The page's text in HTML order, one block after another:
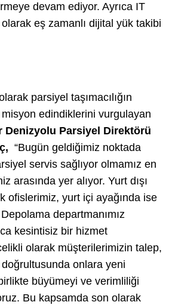
devam ediyor. Ayrıca IT
olarak eş zamanlı dijital yük takibi
parsiyel taşımacılığın
edindiklerini vurgulayan
Denizyolu Parsiyel Direktörü
“Bugün geldiğimiz noktada
servis sağlıyor olmamız en
arasında yer alıyor. Yurt dışı
ofislerimiz, yurt içi ayağında ise
departmanımız
kesintisiz bir hizmet
olarak müşterilerimizin talep,
onlara yeni
büyümeyi ve verimliliği
Bu kapsamda son olarak